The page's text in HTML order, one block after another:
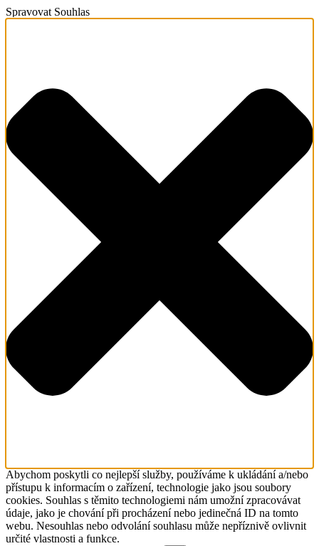
Spravovat Souhlas
Abychom poskytli co nejlepší služby, používáme k ukládání a/nebo
přístupu k informacím o zařízení, technologie jako jsou soubory
cookies. Souhlas s těmito technologiemi nám umožní zpracovávat
údaje, jako je chování při procházení nebo jedinečná ID na tomto
webu. Nesouhlas nebo odvolání souhlasu může nepříznivě ovlivnit
určité vlastnosti a funkce.